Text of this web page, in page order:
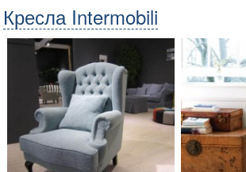
Кресла Intermobili